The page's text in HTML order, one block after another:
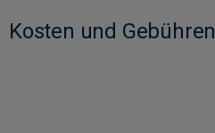
Kosten und Gebühren